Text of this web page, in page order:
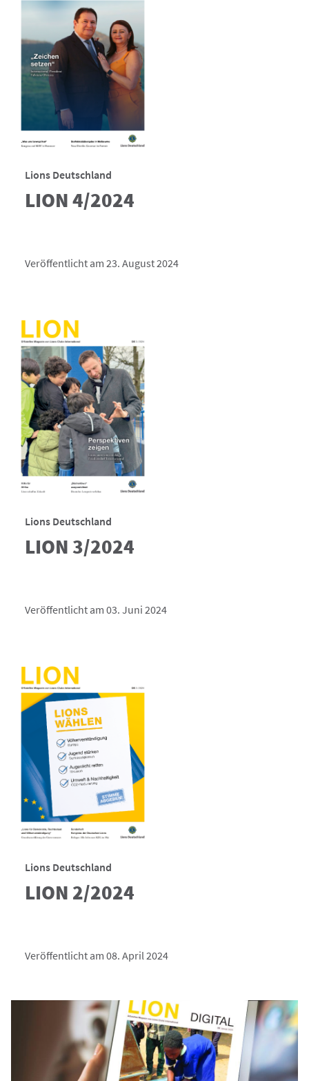
Lions Deutschland
LION 4/2024
Veröffentlicht am 23. August 2024
Lions Deutschland
LION 3/2024
Veröffentlicht am 03. Juni 2024
Lions Deutschland
LION 2/2024
Veröffentlicht am 08. April 2024